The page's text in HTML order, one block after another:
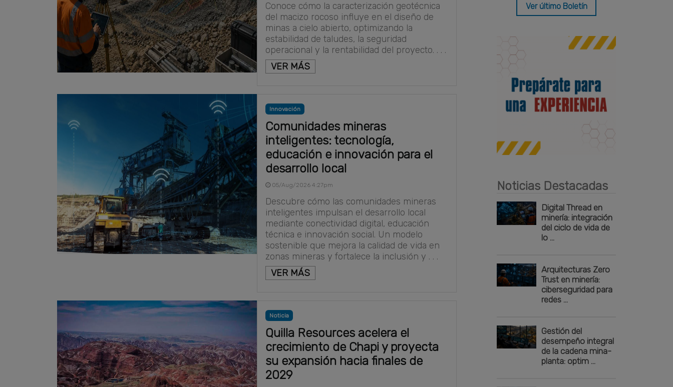
Conoce cómo la caracterización geotécnica
del macizo rocoso influye en el diseño de
minas a cielo abierto, optimizando la
estabilidad de taludes, la seguridad
operacional y la rentabilidad del proyecto. . . .
VER MÁS
Innovación
Comunidades mineras
inteligentes: tecnología,
educación e innovación para el
desarrollo local
05/Aug/2026 4:27pm
Descubre cómo las comunidades mineras
inteligentes impulsan el desarrollo local
mediante conectividad digital, educación
técnica e innovación social. Un modelo
sostenible que mejora la calidad de vida en
zonas mineras y fortalece la inclusión y . . .
VER MÁS
Noticia
Quilla Resources acelera el
crecimiento de Chapi y proyecta
su expansión hacia finales de
2029
Ver último Boletín
Noticias Destacadas
Digital Thread en
minería: integración
del ciclo de vida de
lo ...
Arquitecturas Zero
Trust en minería:
ciberseguridad para
redes ...
Gestión del
desempeño integral
de la cadena mina-
planta: optim ...